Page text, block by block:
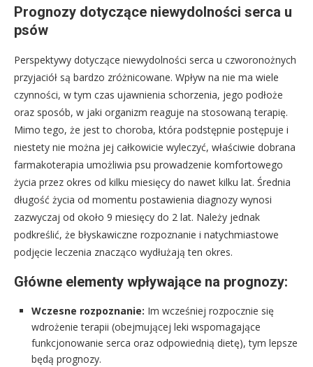
Prognozy dotyczące niewydolności serca u
psów
Perspektywy dotyczące niewydolności serca u czworonożnych
przyjaciół są bardzo zróżnicowane. Wpływ na nie ma wiele
czynności, w tym czas ujawnienia schorzenia, jego podłoże
oraz sposób, w jaki organizm reaguje na stosowaną terapię.
Mimo tego, że jest to choroba, która podstępnie postępuje i
niestety nie można jej całkowicie wyleczyć, właściwie dobrana
farmakoterapia umożliwia psu prowadzenie komfortowego
życia przez okres od kilku miesięcy do nawet kilku lat. Średnia
długość życia od momentu postawienia diagnozy wynosi
zazwyczaj od około 9 miesięcy do 2 lat. Należy jednak
podkreślić, że błyskawiczne rozpoznanie i natychmiastowe
podjęcie leczenia znacząco wydłużają ten okres.
Główne elementy wpływające na prognozy:
Wczesne rozpoznanie: Im wcześniej rozpocznie się
wdrożenie terapii (obejmującej leki wspomagające
funkcjonowanie serca oraz odpowiednią dietę), tym lepsze
będą prognozy.